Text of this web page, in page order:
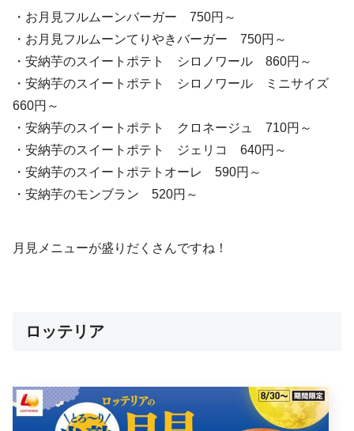
・お月見フルムーンバーガー 750円～
・お月見フルムーンてりやきバーガー 750円～
・安納芋のスイートポテト シロノワール 860円～
・安納芋のスイートポテト シロノワール ミニサイズ
660円～
・安納芋のスイートポテト クロネージュ 710円～
・安納芋のスイートポテト ジェリコ 640円～
・安納芋のスイートポテトオーレ 590円～
・安納芋のモンブラン 520円～
月見メニューが盛りだくさんですね！
ロッテリア